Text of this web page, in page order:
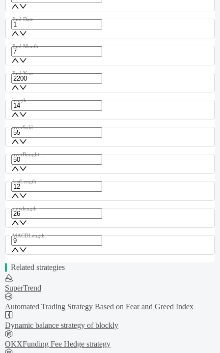
End Date
End Month
End Year
length
overSold
overBought
fastLength
slowlength
MACDLength
Related strategies
SuperTrend
Automated Trading Strategy Based on Fear and Greed Index
Dynamic balance strategy of blockly
OKXFunding Fee Hedge strategy